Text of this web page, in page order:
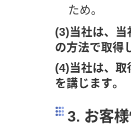
ため。
(3)当社は、当
の方法で取得
(4)当社は、取
を講じます。
3. お客